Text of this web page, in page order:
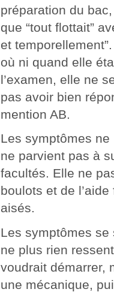
préparation du
que “tout flottait”
et
où ni quand elle
l’examen, elle ne
pas avoir bien
mention AB.
Les symptômes ne
ne parvient pas à
facultés. Elle ne
boulots et de
aisés.
Les symptômes
ne plus rien
voudrait démarrer,
une mécanique,